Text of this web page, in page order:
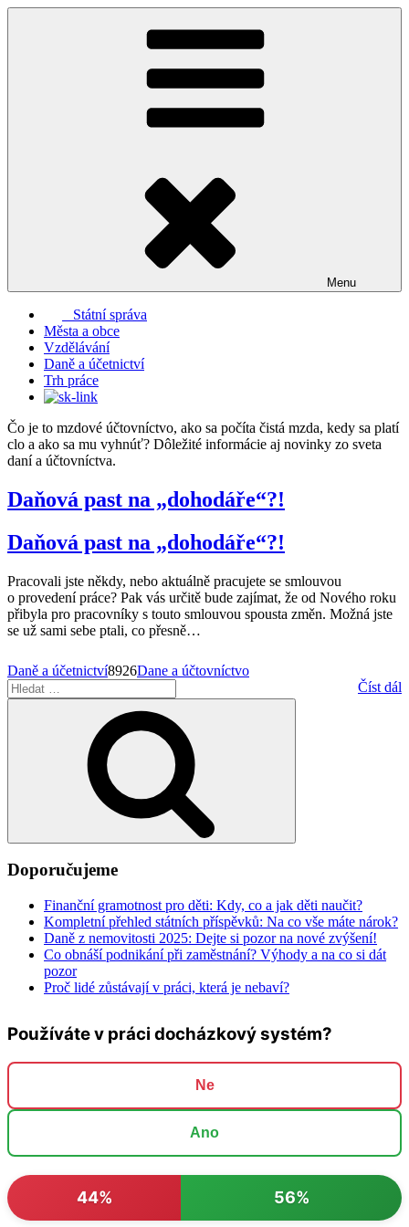
Přejít
Menu
Státní správa
Města a obce
Vzdělávání
Daně a účetnictví
Trh práce
Čo je to mzdové účtovníctvo, ako sa počíta čistá mzda, kedy sa platí
clo a ako sa mu vyhnúť? Dôležité informácie aj novinky zo sveta
daní a účtovníctva.
Daňová past na „dohodáře“?!
Daňová past na „dohodáře“?!
Pracovali jste někdy, nebo aktuálně pracujete se smlouvou
o provedení práce? Pak vás určitě bude zajímat, že od Nového roku
přibyla pro pracovníky s touto smlouvou spousta změn. Možná jste
se už sami sebe ptali, co přesně…
Daně a účetnictví8926Dane a účtovníctvo
Číst dál
Hledat:
Doporučujeme
Finanční gramotnost pro děti: Kdy, co a jak děti naučit?
Kompletní přehled státních příspěvků: Na co vše máte nárok?
Daně z nemovitosti 2025: Dejte si pozor na nové zvýšení!
Co obnáší podnikání při zaměstnání? Výhody a na co si dát
pozor
Proč lidé zůstávají v práci, která je nebaví?
Používáte v práci docházkový systém?
Ne
Ano
44% 56%